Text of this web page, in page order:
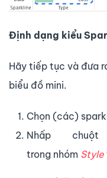
Định dạng kiểu
Hãy tiếp tục và đưa
biểu đồ mini.
Chọn (các)
Nhấp
trong nhóm Style